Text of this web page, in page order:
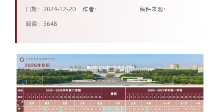
日期：2024-12-20 作者：
稿件来源：
阅读： 5648